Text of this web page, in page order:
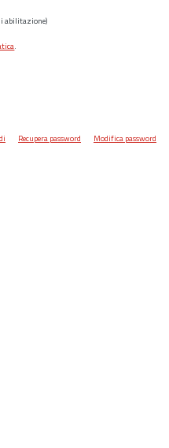
abilitazione)
.
Recupera password Modifica password